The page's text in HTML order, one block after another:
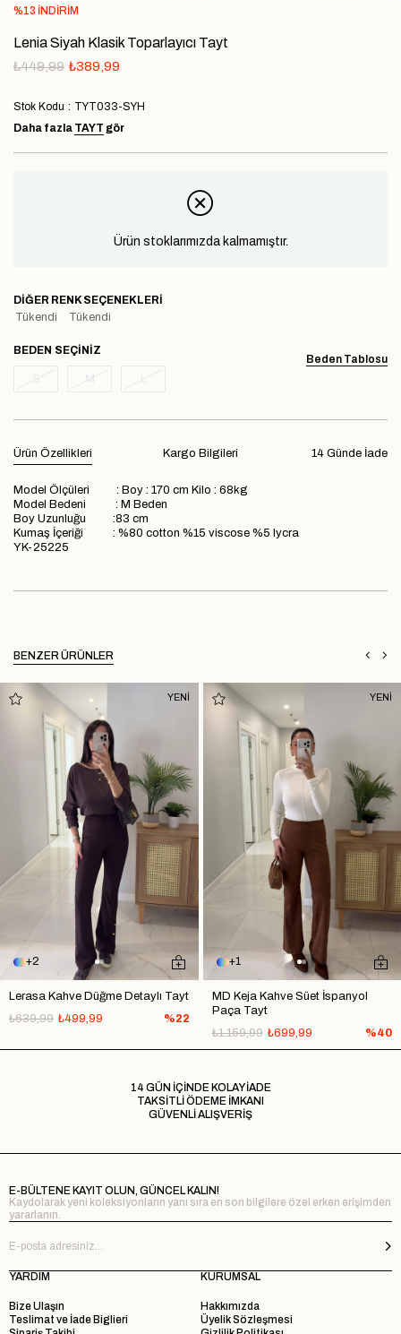
%13 İNDIRIM
Lenia Siyah Klasik Toparlayıcı Tayt
₺449,99 ₺389,99
Stok Kodu
TYT033-SYH
Daha fazla TAYT gör
Ürün stoklarımızda kalmamıştır.
DIĞER RENK SEÇENEKLERI
Tükendi
Tükendi
Beden Tablosu
BEDEN
Ürün Özellikleri 14 Günde İade
Kargo Bilgileri
Model Ölçüleri : Boy : 170 cm Kilo : 68kg
Model Bedeni : M Beden
Boy Uzunluğu :83 cm
Kumaş İçeriği : %80 cotton %15 viscose %5 lycra
YK-25225
BENZER ÜRÜNLER
2
Lerasa Kahve Düğme Detaylı Tayt
₺499,99
₺639,99 %22
YENİ
1
MD Keja Kahve Süet İspanyol
Paça Tayt
₺699,99
₺1.159,99 %40
YENİ
14 GÜN İÇİNDE KOLAY İADE
TAKSİTLİ ÖDEME İMKANI
GÜVENLİ ALIŞVERİŞ
E-BÜLTENE KAYIT OLUN, GÜNCEL KALIN!
Kaydolarak yeni koleksiyonların yanı sıra en son bilgilere özel erken erişimden
yararlanın.
YARDIM
Bize Ulaşın
Teslimat ve İade Biglieri
KURUMSAL
Hakkımızda
Üyelik Sözleşmesi